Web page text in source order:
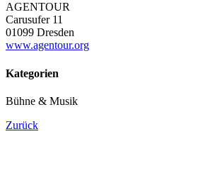
AGENTOUR
Carusufer 11
01099 Dresden
www.agentour.org
Kategorien
Bühne & Musik
Zurück